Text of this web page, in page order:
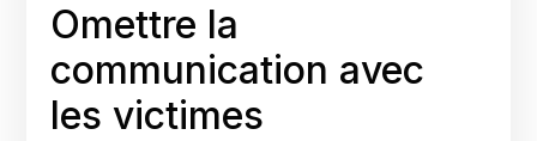
Omettre la
communication avec
les victimes